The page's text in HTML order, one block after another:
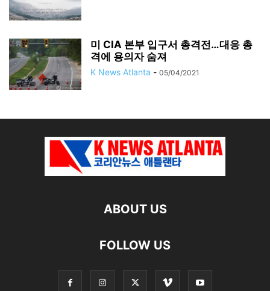
미 CIA 본부 입구서 총격전…대응 총
격에 용의자 숨져
K News Atlanta - 05/04/2021
ABOUT US
FOLLOW US